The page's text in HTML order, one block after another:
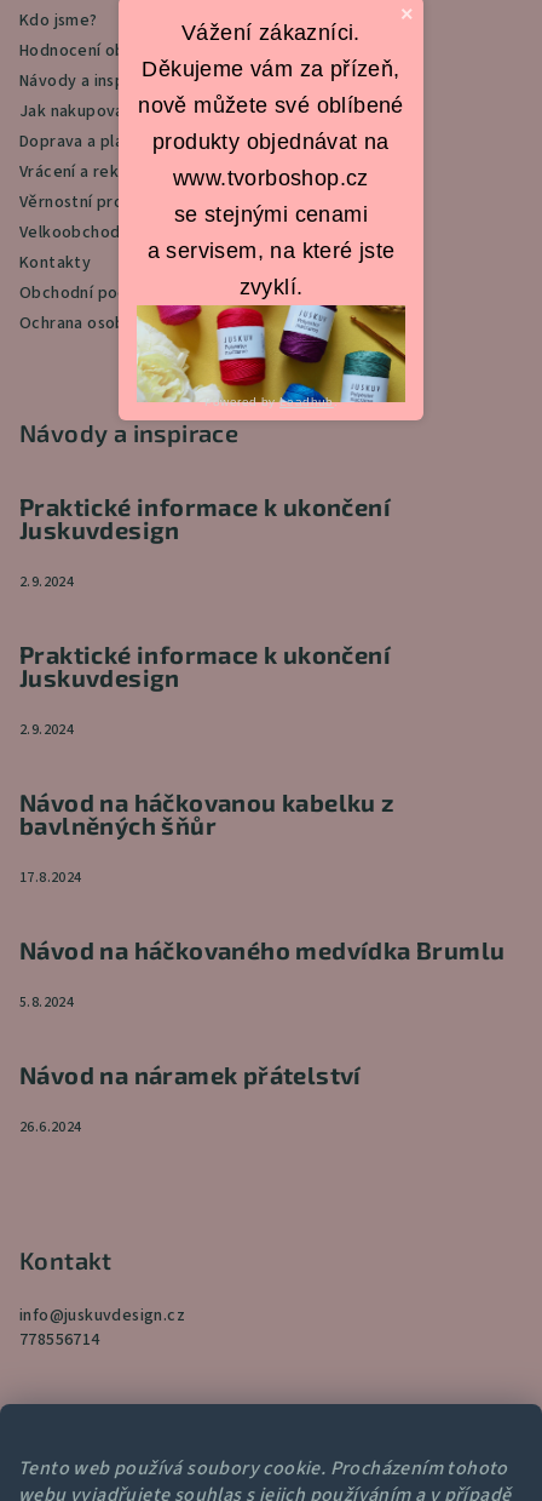
Tento web používá soubory cookie. Procházením tohoto
webu vyjadřujete souhlas s jejich používáním a v případě
Kdo jsme?
Hodnocení obchodu
Návody a inspirace
Jak nakupovat
Doprava a platba
Vrácení a reklamace
Věrnostní program
Velkoobchod
Kontakty
Obchodní podmínky
Ochrana osobních údajů
Návody a inspirace
Praktické informace k ukončení
Juskuvdesign
2.9.2024
Praktické informace k ukončení
Juskuvdesign
2.9.2024
Návod na háčkovanou kabelku z
bavlněných šňůr
17.8.2024
Návod na háčkovaného medvídka Brumlu
5.8.2024
Návod na náramek přátelství
26.6.2024
Kontakt
info@juskuvdesign.cz
778556714
×
Vážení zákazníci.
Děkujeme vám za přízeň,
nově můžete své oblíbené
produkty objednávat na
www.tvorboshop.cz
se stejnými cenami
a servisem, na které jste
zvyklí.
Powered by Leadhub.